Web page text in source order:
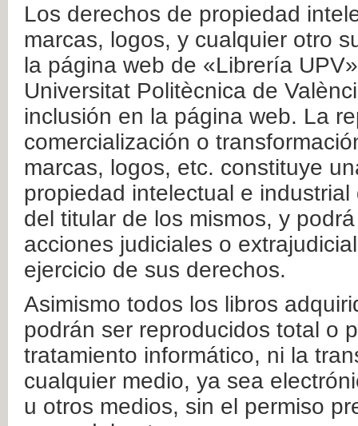
Los derechos de propiedad
marcas, logos, y cualquier otro
la página web de «Librería
Universitat Politècnica de
inclusión en la página web. La
comercialización o
marcas, logos, etc. constituye
propiedad intelectual e
del titular de los mismos, y
acciones judiciales o
ejercicio de sus derechos.
Asimismo todos los libros
podrán ser reproducidos total o
tratamiento informático, ni la
cualquier medio, ya sea
u otros medios, sin el permiso